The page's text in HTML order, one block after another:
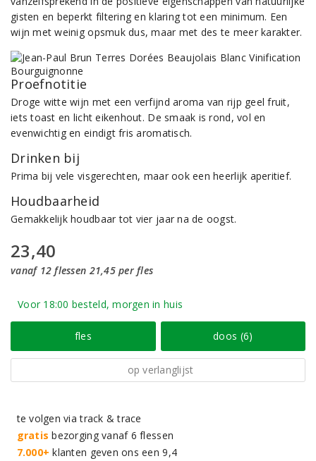
gisten en beperkt filtering en klaring tot een minimum. Een
wijn met weinig opsmuk dus, maar met des te meer karakter.
Proefnotitie
Droge witte wijn met een verfijnd aroma van rijp geel fruit,
iets toast en licht eikenhout. De smaak is rond, vol en
evenwichtig en eindigt fris aromatisch.
Drinken bij
Prima bij vele visgerechten, maar ook een heerlijk aperitief.
Houdbaarheid
Gemakkelijk houdbaar tot vier jaar na de oogst.
23,40
vanaf 12 flessen 21,45 per fles
Voor 18:00 besteld, morgen in huis
fles doos (6)
op verlanglijst
te volgen via track & trace
gratis bezorging vanaf 6 flessen
7.000+ klanten geven ons een 9,4